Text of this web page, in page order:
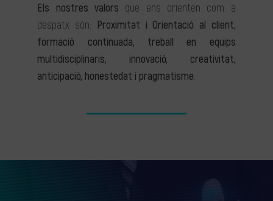
Els nostres valors que ens orienten com a
despatx són: Proximitat i Orientació al client,
formació continuada, treball en equips
multidisciplinaris, innovació, creativitat,
anticipació, honestedat i pragmatisme.